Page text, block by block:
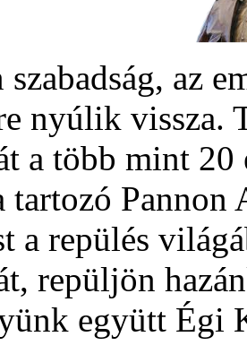
az
nyúlik vissza.
a több mint
tartozó
a repülés
repüljön
együtt Égi